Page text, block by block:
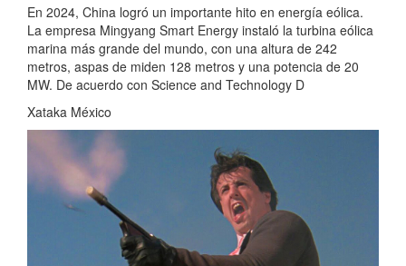
En 2024, China logró un importante hito en energía eólica.
La empresa Mingyang Smart Energy instaló la turbina eólica
marina más grande del mundo, con una altura de 242
metros, aspas de miden 128 metros y una potencia de 20
MW. De acuerdo con Science and Technology D
Xataka México